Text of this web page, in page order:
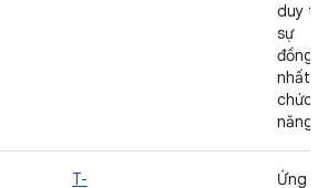
duy trì
sự
đồng
nhất
chức
năng.
T- Ứng